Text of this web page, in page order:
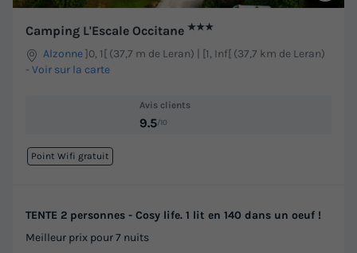
Camping L'Escale Occitane ★★★
Alzonne]0, 1[ (37,7 m de Leran) | [1, Inf[ (37,7 km de Leran)
- Voir sur la carte
Avis clients
9.5/10
Point Wifi gratuit
TENTE 2 personnes - Cosy life. 1 lit en 140 dans un oeuf !
Meilleur prix pour 7 nuits